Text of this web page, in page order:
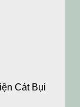
Cát Bụi